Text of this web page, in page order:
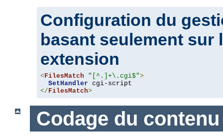
Configuration du
basant seulement sur
extension
< FilesMatch "[^.]+\.cgi$">
SetHandler
</ FilesMatch>
Codage du contenu